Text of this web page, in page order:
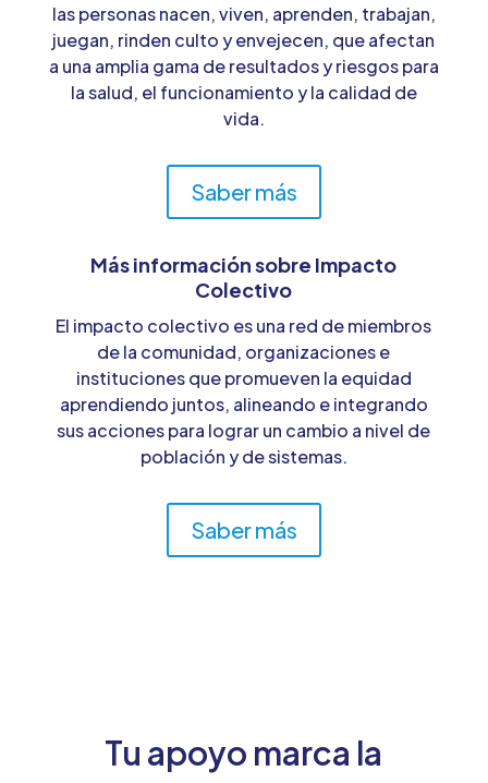
las personas nacen, viven, aprenden, trabajan,
juegan, rinden culto y envejecen, que afectan
a una amplia gama de resultados y riesgos para
la salud, el funcionamiento y la calidad de
vida.
Saber más
Más información sobre Impacto
Colectivo
El impacto colectivo es una red de miembros
de la comunidad, organizaciones e
instituciones que promueven la equidad
aprendiendo juntos, alineando e integrando
sus acciones para lograr un cambio a nivel de
población y de sistemas.
Saber más
Tu apoyo marca la